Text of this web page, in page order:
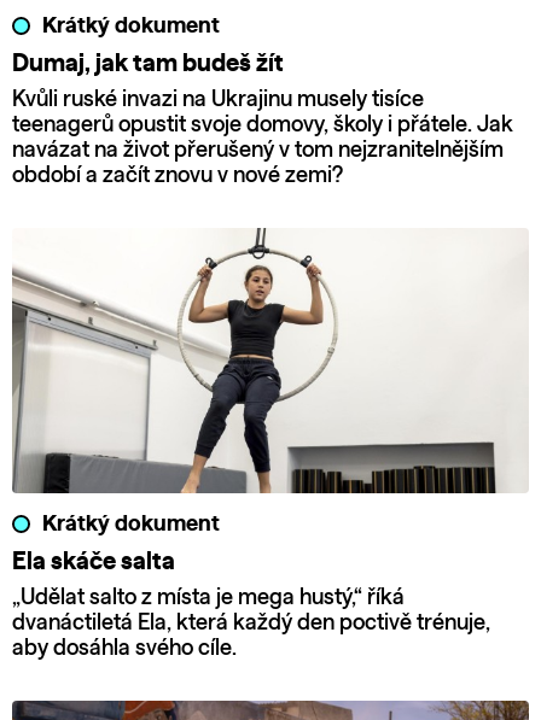
Krátký dokument
Dumaj, jak tam budeš žít
Kvůli ruské invazi na Ukrajinu musely tisíce
teenagerů opustit svoje domovy, školy i přátele. Jak
navázat na život přerušený v tom nejzranitelnějším
období a začít znovu v nové zemi?
Krátký dokument
Ela skáče salta
„Udělat salto z místa je mega hustý,“ říká
dvanáctiletá Ela, která každý den poctivě trénuje,
aby dosáhla svého cíle.